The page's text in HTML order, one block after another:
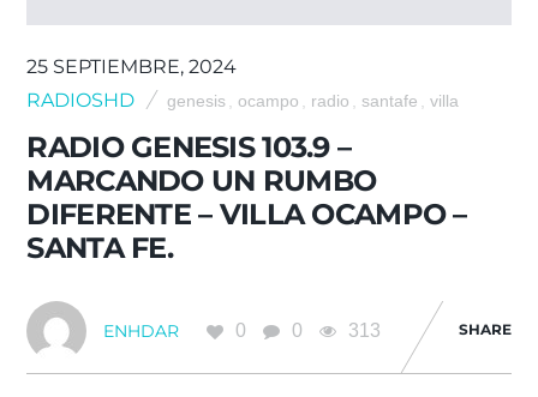
25 SEPTIEMBRE, 2024
RADIOSHD
genesis ,ocampo , radio ,santafe ,villa
RADIO GENESIS 103.9 –
MARCANDO UN RUMBO
DIFERENTE – VILLA OCAMPO –
SANTA FE.
ENHDAR 0 0 313 SHARE